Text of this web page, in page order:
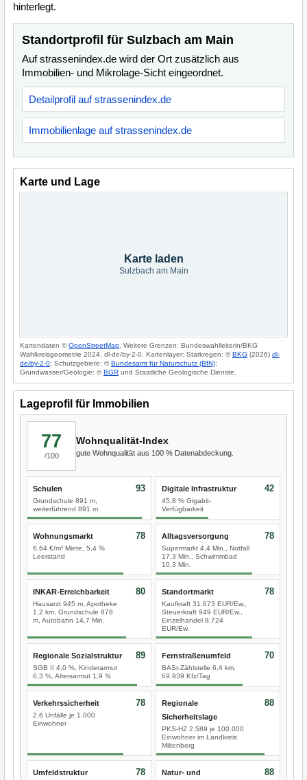
hinterlegt.
Standortprofil für Sulzbach am Main
Auf strassenindex.de wird der Ort zusätzlich aus
Immobilien- und Mikrolage-Sicht eingeordnet.
Detailprofil auf strassenindex.de
Immobilienlage auf strassenindex.de
Karte und Lage
Karte laden
Sulzbach am Main
Kartendaten ©OpenStreetMap . Weitere Grenzen: Bundeswahlleiterin/BKG
Wahlkreisgeometrie 2024, dl-de/by-2-0. Kartenlayer: Starkregen: ©BKG (2026) dl-
de/by-2-0; Schutzgebiete: ©Bundesamt für Naturschutz (BfN);
Grundwasser/Geologie: ©BGR und Staatliche Geologische Dienste.
Lageprofil für Immobilien
77
/100
Wohnqualität-Index
gute Wohnqualität aus 100 % Datenabdeckung.
Schulen
Grundschule 891 m,
weiterführend 891 m
93 Digitale Infrastruktur
45,8 % Gigabit-
Verfügbarkeit
42
Wohnungsmarkt
6,64 €/m² Miete, 5,4 %
Leerstand
78 Alltagsversorgung
Supermarkt 4,4 Min., Notfall
17,3 Min., Schwimmbad
10,3 Min.
78
INKAR-Erreichbarkeit
Hausarzt 945 m, Apotheke
1,2 km, Grundschule 878
m, Autobahn 14,7 Min.
80 Standortmarkt
Kaufkraft 31.673 EUR/Ew.,
Steuerkraft 949 EUR/Ew.,
Einzelhandel 8.724
EUR/Ew.
78
Regionale Sozialstruktur
SGB II 4,0 %, Kinderarmut
6,3 %, Altersarmut 1,9 %
89 Fernstraßenumfeld
BASt-Zählstelle 6,4 km,
69.939 Kfz/Tag
70
Verkehrssicherheit
2,6 Unfälle je 1.000
Einwohner
78
Regionale
Sicherheitslage
PKS-HZ 2.589 je 100.000
Einwohner im Landkreis
Miltenberg
88
Umfeldstruktur 78
Natur- und
88